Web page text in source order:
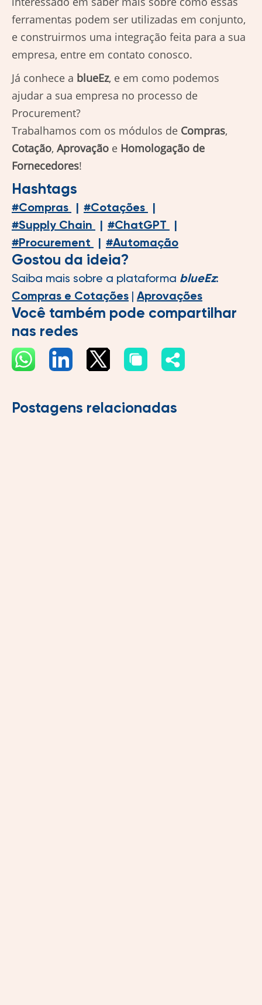
ferramentas podem ser utilizadas em conjunto,
e construirmos uma integração feita para a sua
empresa, entre em contato conosco.
Já conhece a blueEz, e em como podemos
ajudar a sua empresa no processo de
Procurement?
Trabalhamos com os módulos de Compras,
Cotação, Aprovação e Homologação de
Fornecedores!
Hashtags
#Compras | #Cotações |
#Supply Chain | #ChatGPT
|
#Procurement | #Automação
Gostou da ideia?
Saiba mais sobre a plataforma blueEz:
Compras e Cotações | Aprovações
Você também pode compartilhar
nas redes
Postagens relacionadas